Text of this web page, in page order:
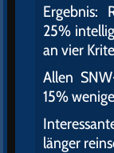
Ergebnis:
25%
an vier
Allen
15%
länger